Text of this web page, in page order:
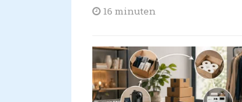
16 minuten